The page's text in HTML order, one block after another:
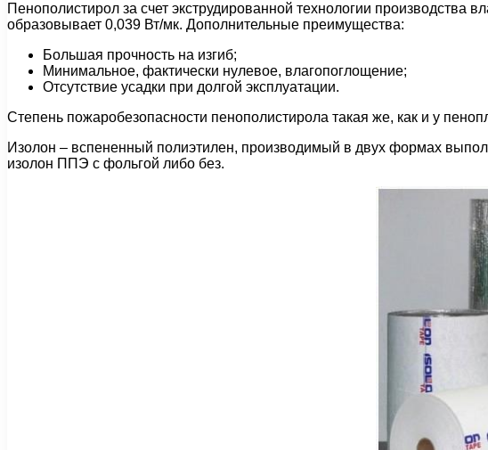
Пенополистирол за счет экструдированной технологии
образовывает 0,039 Вт/мк. Дополнительные преимущества:
Большая прочность на изгиб;
Минимальное, фактически нулевое, влагопоглощение;
Отсутствие усадки при долгой эксплуатации.
Степень пожаробезопасности пенополистирола такая же, как и у
Изолон – вспененный полиэтилен, производимый в двух формах
изолон ППЭ с фольгой либо без.